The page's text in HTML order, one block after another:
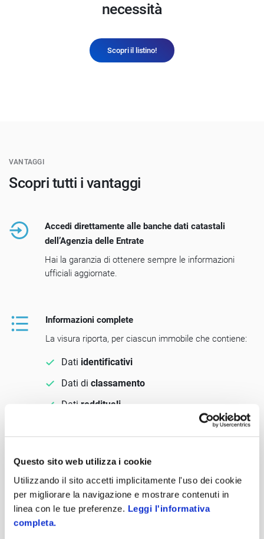
Questo sito web utilizza i cookie
Utilizzando il sito accetti implicitamente l'uso dei cookie
per migliorare la navigazione e mostrare contenuti in
linea con le tue preferenze. Leggi l'informativa
completa.
necessità
Scopri il listino!
VANTAGGI
Scopri tutti i vantaggi
Accedi direttamente alle banche dati catastali
dell’Agenzia delle Entrate
Hai la garanzia di ottenere sempre le informazioni
ufficiali aggiornate.
Informazioni complete
La visura riporta, per ciascun immobile che contiene:
Dati identificativi
Dati di classamento
Dati reddituali
Verifica veloce
Grazie all'elenco nazionale puoi verificare rapidamente
le proprietà immobiliari di un soggetto su tutto il
territorio.